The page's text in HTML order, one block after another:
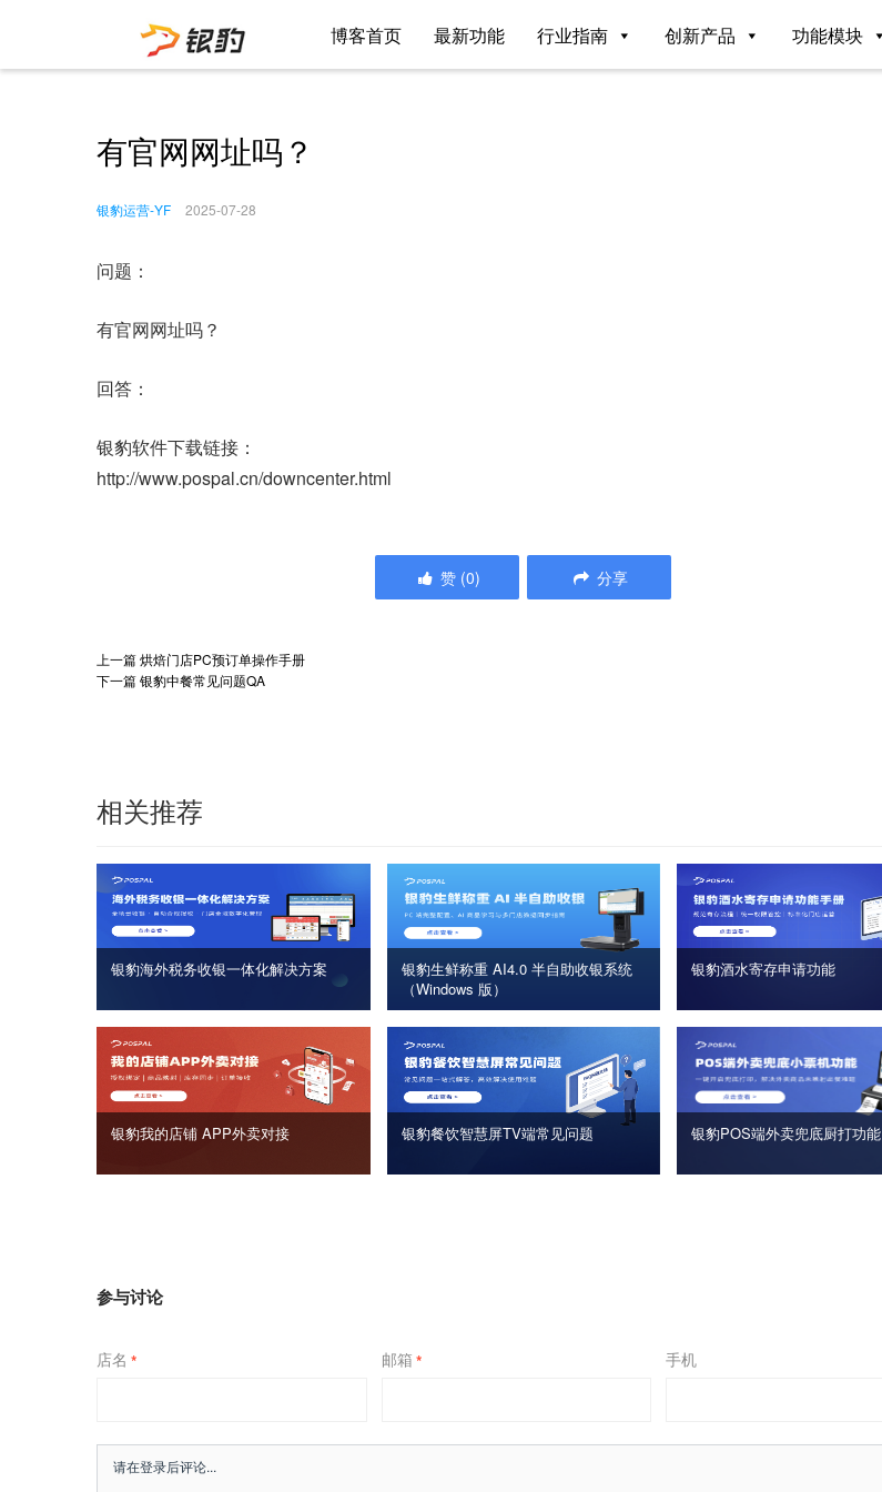
博客首页 最新功能 行业指南 创新产品 功能模块
有官网网址吗？
银豹运营-YF 2025-07-28
问题：
有官网网址吗？
回答：
银豹软件下载链接：
http://www.pospal.cn/downcenter.html
赞 (0) 分享
上一篇烘焙门店PC预订单操作手册
下一篇银豹中餐常见问题QA
相关推荐
银豹海外税务收银一体化解决方案
银豹生鲜称重 AI4.0 半自助收银系统
（Windows 版）
银豹酒水寄存申请功能
银豹我的店铺 APP外卖对接 银豹餐饮智慧屏TV端常见问题 银豹POS端外卖兜底厨打功能
参与讨论
店名 * 邮箱 * 手机